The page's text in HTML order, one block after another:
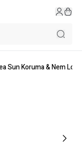
Sun Koruma & Nem